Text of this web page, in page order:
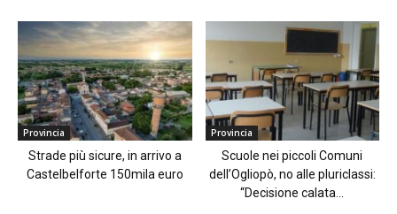
Provincia
Strade più sicure, in arrivo a
Castelbelforte 150mila euro
Provincia
Scuole nei piccoli Comuni
dell’Ogliopò, no alle pluriclassi:
“Decisione calata...